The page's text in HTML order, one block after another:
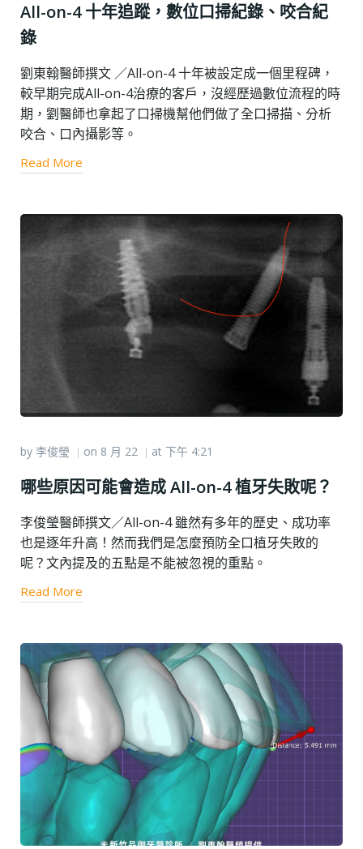
All-on-4 十年追蹤，數位口掃紀錄、咬合紀
錄
劉東翰醫師撰文 ／All-on-4 十年被設定成一個里程碑，
較早期完成All-on-4治療的客戶，沒經歷過數位流程的時
期，劉醫師也拿起了口掃機幫他們做了全口掃描、分析
咬合、口內攝影等。
Read More
by 李俊瑩 | on 8 月 22 | at 下午 4:21
哪些原因可能會造成 All-on-4 植牙失敗呢？
李俊瑩醫師撰文／All-on-4 雖然有多年的歷史、成功率
也是逐年升高！然而我們是怎麼預防全口植牙失敗的
呢？文內提及的五點是不能被忽視的重點。
Read More